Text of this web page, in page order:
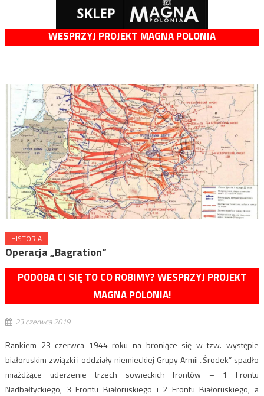
WESPRZYJ PROJEKT MAGNA POLONIA
HISTORIA
Operacja „Bagration”
PODOBA CI SIĘ TO CO ROBIMY? WESPRZYJ PROJEKT
MAGNA POLONIA!
23 czerwca 2019
Rankiem 23 czerwca 1944 roku na broniące się w tzw. występie
białoruskim związki i oddziały niemieckiej Grupy Armii „Środek” spadło
miażdżące uderzenie trzech sowieckich frontów – 1 Frontu
Nadbałtyckiego, 3 Frontu Białoruskiego i 2 Frontu Białoruskiego, a